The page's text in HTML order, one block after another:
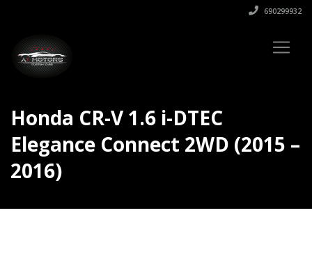
690299932
Honda CR-V 1.6 i-DTEC
Elegance Connect 2WD (2015 –
2016)